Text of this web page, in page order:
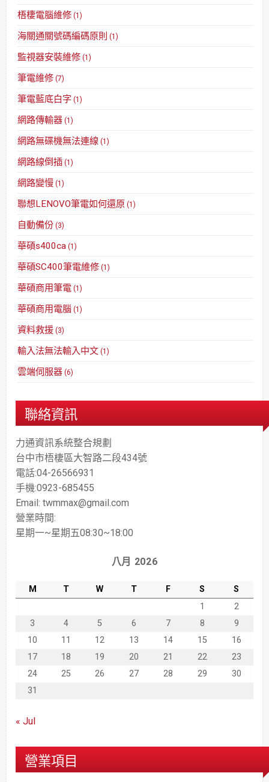
梧棲電腦維修 (1)
海關通關號碼編碼原則 (1)
監視器安裝維修 (1)
筆電維修 (7)
筆電藍底白字 (1)
網路傳輸器 (1)
網路無碟機無法連線 (1)
網路線倒插 (1)
網路變慢 (1)
聯想LENOVO筆電如何還原 (1)
自動備份 (3)
華碩s400ca (1)
華碩SC400筆電維修 (1)
華碩商用筆電 (1)
華碩商用電腦 (1)
資料救援 (3)
輸入法無法輸入中文 (1)
雲端伺服器 (6)
聯絡資訊
力通資訊系統整合規劃
台中市梧棲區大智路二段434號
電話:04-26566931
手機:0923-685455
Email: twmmax@gmail.com
營業時間:
星期一~星期五08:30~18:00
八月 2026
M T W T F S
S
1
2
3
4 5 6 7 8
9
10
11 12 13 14 15
16
17
18 19 20 21 22
23
24
25 26 27 28 29
30
31
« Jul
營業項目